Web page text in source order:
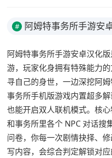
# 阿姆特事务所手游安
阿姆特事务所手游安卓汉化
游，玩家化身拥有特殊能力
寻自己的身世，一边深挖阿
事务所手机版游戏内置超多
也能开启双人联机模式。核
和事务所里各个 NPC 对话搜
问卷，你每一次剧情抉择、
写内容，会综合判定解锁对